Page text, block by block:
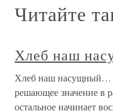
Читайте
Хлеб наш
Хлеб наш насущный…
решающее значение в
остальное начинает